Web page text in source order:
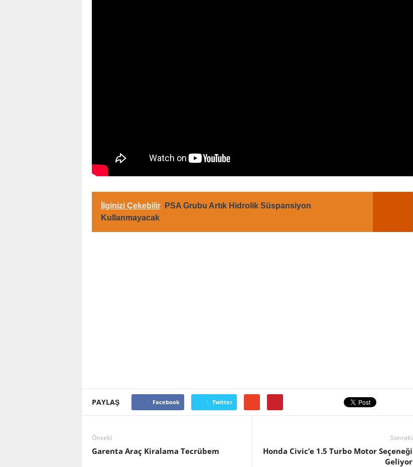
İlginizi Çekebilir
PSA Grubu Artık Hidrolik Süspansiyon
Kullanmayacak
PAYLAŞ Facebook Twitter
Önceki
Garenta Araç Kiralama Tecrübem
Sonraki
Honda Civic’e 1.5 Turbo Motor Seçeneği
Geliyor